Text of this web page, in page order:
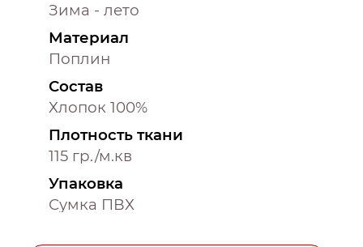
Зима - лето
Материал
Поплин
Состав
Хлопок 100%
Плотность ткани
115 гр./м.кв
Упаковка
Сумка ПВХ